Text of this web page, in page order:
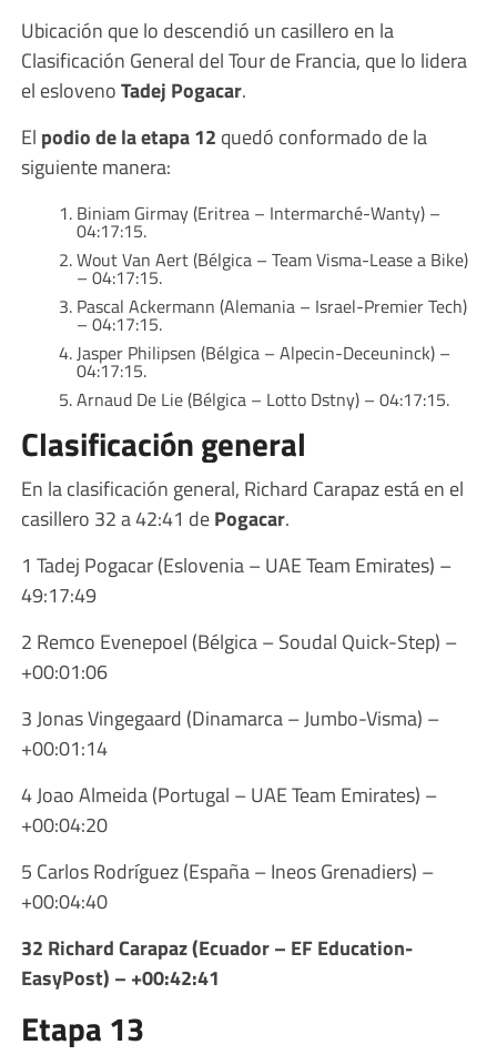
Ubicación que lo descendió un casillero en la
Clasificación General del Tour de Francia, que lo lidera
el eslovenoTadej Pogacar.
El podio de la etapa 12 quedó conformado de la
siguiente manera:
Biniam Girmay (Eritrea – Intermarché-Wanty) –
04:17:15.
Wout Van Aert (Bélgica – Team Visma-Lease a Bike)
– 04:17:15.
Pascal Ackermann (Alemania – Israel-Premier Tech)
– 04:17:15.
Jasper Philipsen (Bélgica – Alpecin-Deceuninck) –
04:17:15.
Arnaud De Lie (Bélgica – Lotto Dstny) – 04:17:15.
Clasificación general
En la clasificación general, Richard Carapaz está en el
casillero 32 a 42:41 dePogacar.
1 Tadej Pogacar (Eslovenia – UAE Team Emirates) –
49:17:49
2 Remco Evenepoel (Bélgica – Soudal Quick-Step) –
+00:01:06
3 Jonas Vingegaard (Dinamarca – Jumbo-Visma) –
+00:01:14
4 Joao Almeida (Portugal – UAE Team Emirates) –
+00:04:20
5 Carlos Rodríguez (España – Ineos Grenadiers) –
+00:04:40
32 Richard Carapaz (Ecuador – EF Education-
EasyPost) – +00:42:41
Etapa 13